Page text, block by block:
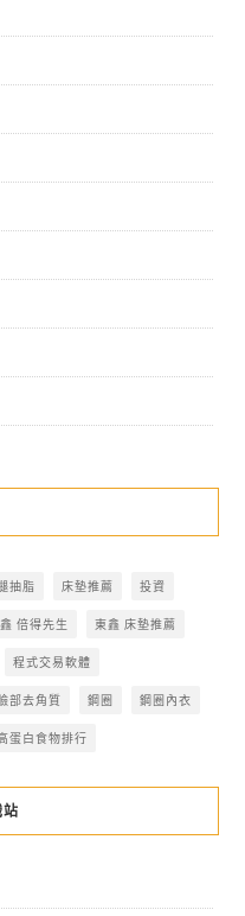
抽脂 床墊推薦 投資
倍得先生 東鑫 床墊推薦
程式交易軟體
部去角質 鋼圈 鋼圈內衣
蛋白食物排行